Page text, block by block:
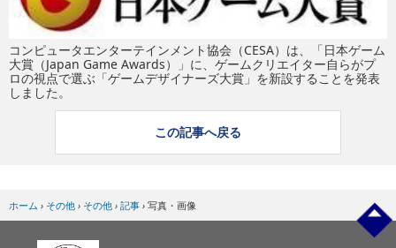
eスポーツ
コンピュータエンターテインメント協会（CESA）は、「日本ゲーム
大賞（Japan Game Awards）」に、ゲームクリエイター自らがプ
ロの視点で選ぶ「ゲームデザイナーズ大賞」を新設することを発表
しました。
この記事へ戻る
ホーム › その他 › その他 › 記事 › 写真・画像